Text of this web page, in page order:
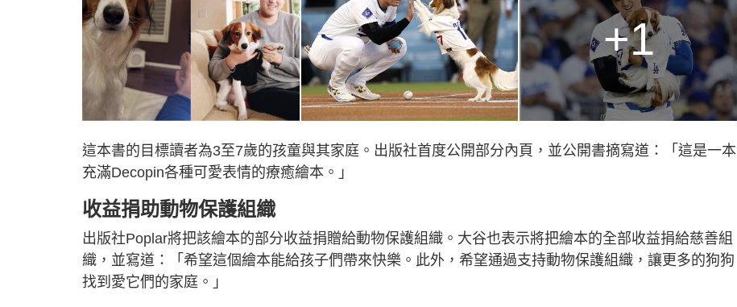
+1
這本書的目標讀者為3至7歲的孩童與其家庭。出版社首度公開部分內頁，並公開書摘寫道：「這是一本
充滿Decopin各種可愛表情的療癒繪本。」
收益捐助動物保護組織
出版社Poplar將把該繪本的部分收益捐贈給動物保護組織。大谷也表示將把繪本的全部收益捐給慈善組
織，並寫道：「希望這個繪本能給孩子們帶來快樂。此外，希望通過支持動物保護組織，讓更多的狗狗
找到愛它們的家庭。」